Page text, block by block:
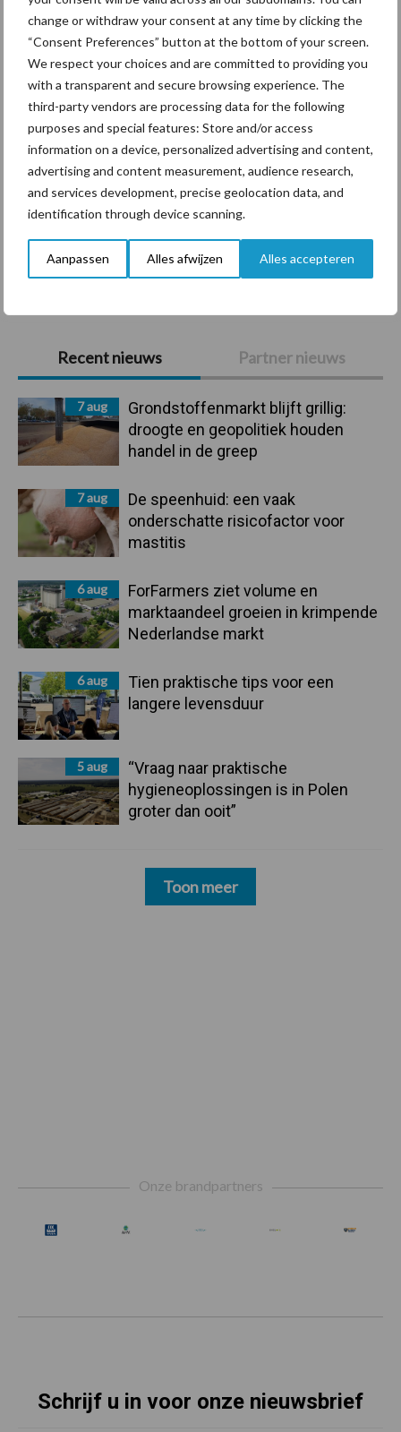
change or withdraw your consent at any time by clicking the
“Consent Preferences” button at the bottom of your screen.
We respect your choices and are committed to providing you
with a transparent and secure browsing experience. The
third-party vendors are processing data for the following
purposes and special features: Store and/or access
information on a device, personalized advertising and content,
advertising and content measurement, audience research,
and services development, precise geolocation data, and
identification through device scanning.
Aanpassen Alles afwijzen Alles accepteren
Primaire
Sidebar
Recent nieuws Partner nieuws
7 aug
Grondstoffenmarkt blijft grillig:
droogte en geopolitiek houden
handel in de greep
7 aug
De speenhuid: een vaak
onderschatte risicofactor voor
mastitis
6 aug
ForFarmers ziet volume en
marktaandeel groeien in krimpende
Nederlandse markt
6 aug
Tien praktische tips voor een
langere levensduur
5 aug
“Vraag naar praktische
hygieneoplossingen is in Polen
groter dan ooit”
Toon meer
Diergezondheid Bemesting Fokkerij
Bedrijfsnieuws
Ligbox &
Voerhekken
Toon meer
Onze brandpartners
Schrijf u in voor onze nieuwsbrief